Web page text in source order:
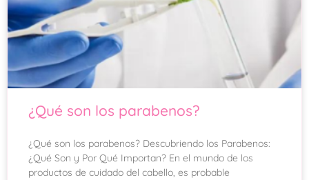
¿Qué son los parabenos?
¿Qué son los parabenos? Descubriendo los Parabenos:
¿Qué Son y Por Qué Importan? En el mundo de los
productos de cuidado del cabello, es probable